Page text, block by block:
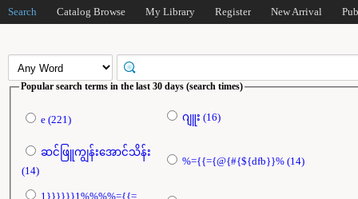
Search Catalog Browse My Library Register New Arrival
Popular search terms in the last 30 days (search times)
e (221) ဂျူး (16)
ဆင်ဖြူကျွန်းအောင်သိန်း
(14)
%={{={@{#{${dfb}}% (14)
1}}}}}}1%%%%={{=